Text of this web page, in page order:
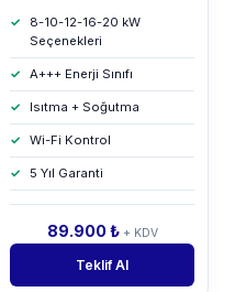
8-10-12-16-20 kW
Seçenekleri
A+++ Enerji Sınıfı
Isıtma + Soğutma
Wi-Fi Kontrol
5 Yıl Garanti
89.900 ₺ + KDV
Teklif Al